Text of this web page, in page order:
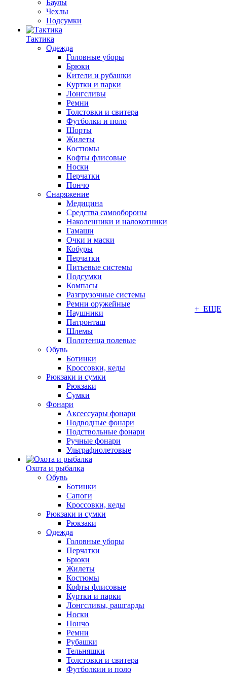
Баулы
Чехлы
Подсумки
Тактика
Одежда
Головные уборы
Брюки
Кители и рубашки
Куртки и парки
Лонгсливы
Ремни
Толстовки и свитера
Футболки и поло
Шорты
Жилеты
Костюмы
Кофты флисовые
Носки
Перчатки
Пончо
Снаряжение
Медицина
Средства самообороны
Наколенники и налокотники
Гамаши
Очки и маски
Кобуры
Перчатки
Питьевые системы
Подсумки
Компасы
Разгрузочные системы
Ремни оружейные
Наушники
Патронташ
Шлемы
Полотенца полевые
Обувь
Ботинки
Кроссовки, кеды
Рюкзаки и сумки
Рюкзаки
Сумки
Фонари
Аксессуары фонари
Подводные фонари
Подствольные фонари
Ручные фонари
Ультрафиолетовые
Охота и рыбалка
Обувь
Ботинки
Сапоги
Кроссовки, кеды
Рюкзаки и сумки
Рюкзаки
Одежда
Головные уборы
Перчатки
Брюки
Жилеты
Костюмы
Кофты флисовые
Куртки и парки
Лонгсливы, рашгарды
Носки
Пончо
Ремни
Рубашки
Тельняшки
Толстовки и свитера
Футболкии и поло
+ ЕЩЕ